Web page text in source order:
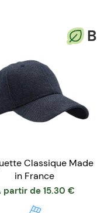
B
Classique Made
in France
partir de 15.30 €